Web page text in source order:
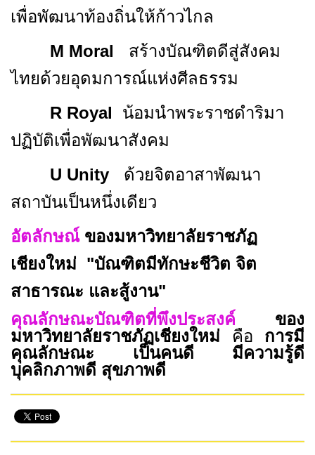
เพื่อพัฒนาท้องถิ่นให้ก้าวไกล
M Moral
สร้างบัณฑิตดีสู่สังคม
ไทยด้วยอุดมการณ์แห่งศีลธรรม
R Royal
น้อมนำพระราชดำริมา
ปฏิบัติเพื่อพัฒนาสังคม
U Unity
ด้วยจิตอาสาพัฒนา
สถาบันเป็นหนึ่งเดียว
อัตลักษณ์ ของมหาวิทยาลัยราชภัฏ
เชียงใหม่ "บัณฑิตมีทักษะชีวิต จิต
สาธารณะ และสู้งาน"
คุณลักษณะบัณฑิตที่พึงประสงค์
ของ
มหาวิทยาลัยราชภัฏเชียงใหม่
คือ
การมี
คุณลักษณะ เป็นคนดี มีความรู้ดี
บุคลิกภาพดี สุขภาพดี